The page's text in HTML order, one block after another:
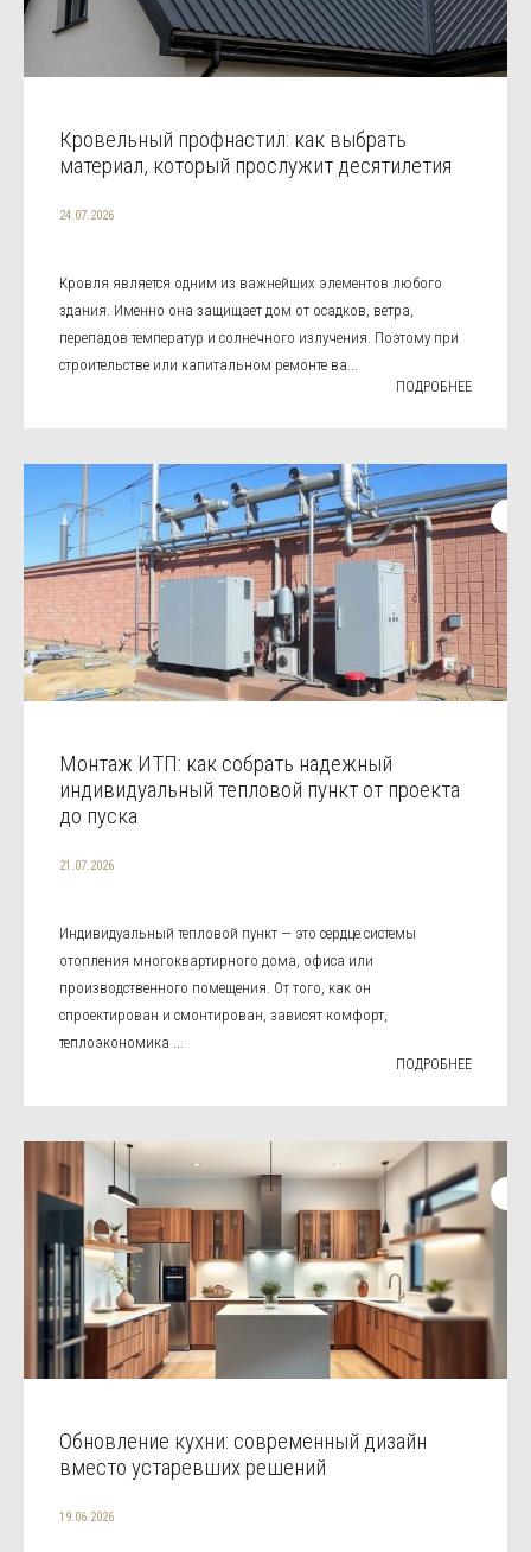
Кровельный профнастил: как выбрать
материал, который прослужит десятилетия
24.07.2026
Кровля является одним из важнейших элементов любого
здания. Именно она защищает дом от осадков, ветра,
перепадов температур и солнечного излучения. Поэтому при
строительстве или капитальном ремонте ва...
ПОДРОБНЕЕ
Монтаж ИТП: как собрать надежный
индивидуальный тепловой пункт от проекта
до пуска
21.07.2026
Индивидуальный тепловой пункт — это сердце системы
отопления многоквартирного дома, офиса или
производственного помещения. От того, как он
спроектирован и смонтирован, зависят комфорт,
теплоэкономика ...
ПОДРОБНЕЕ
Обновление кухни: современный дизайн
вместо устаревших решений
19.06.2026